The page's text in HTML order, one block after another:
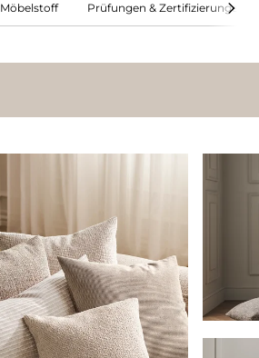
Möbelstoff Prüfungen & Zertifizierungen